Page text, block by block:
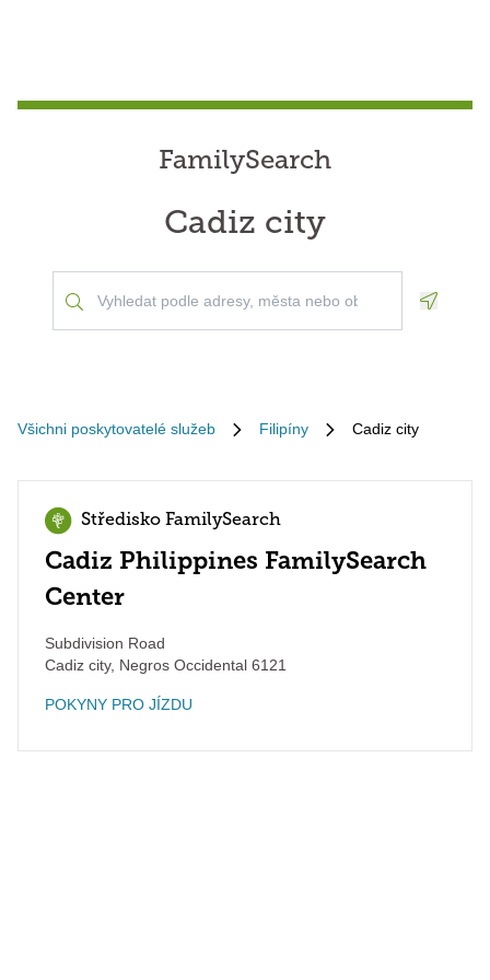
FamilySearch
Cadiz city
Všichni poskytovatelé služeb Filipíny Cadiz city
Středisko FamilySearch
Cadiz Philippines FamilySearch
Center
Subdivision Road
Cadiz city, Negros Occidental 6121
POKYNY PRO JÍZDU